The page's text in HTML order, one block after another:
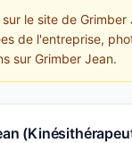
sur le site de
de l'entreprise,
sur Grimber Jean.